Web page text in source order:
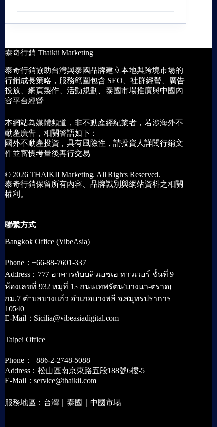
泰奇行銷 Thaikii Marketing
泰奇行銷協助台灣與泰國品牌建立本地與跨境市場的
行銷成長策略，服務範圍包含 SEO、社群經營、廣告
投放、網頁製作、活動規劃、泰國市場推廣與中國內
容平台經營
本網站為媒體頻道，非不動產經紀業者，若涉海外不
動產廣告，相關警語如下：
國外不動產投資，具有風險性，請投資人詳閱行銷文
件並審慎考量後再行交易
© 2026 THAIKII Marketing. All Rights Reserved.
泰奇行銷保留所有內容、品牌識別與網站資料之相關
權利。
聯繫方式
Bangkok Office (VibeAsia)
Phone：+66-88-7601-337
Address：777 อาคารดับบลิวเอชเอ ทาวเวอร์ ชั้นที่ 9
ห้องเลขที่ 932 หมู่ที่ 13 ถนนเทพรัตน(บางนา-ตราด)
กม.7 ตำบลบางแก้ว อำเภอบางพลี จ.สมุทรปราการ
10540
E-Mail：Sicilia@vibeasiadigital.com
Taipei Office
Phone：+886-2-2748-5088
Address：松山區南京東路五段188號6樓-5
E-Mail：service@thaikii.com
服務地區：台灣｜泰國｜中國市場